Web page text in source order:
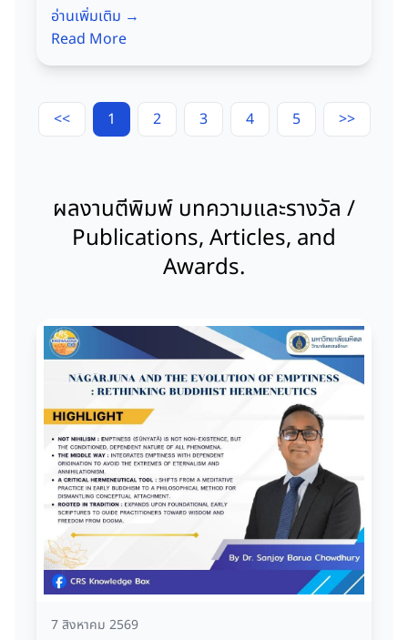
อ่านเพิ่มเติม →
Read More
<< 1 2 3 4 5 >>
ผลงานตีพิมพ์ บทความและรางวัล /
Publications, Articles, and
Awards.
7 สิงหาคม 2569